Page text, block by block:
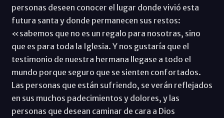
personas deseen conocer el lugar donde vivió esta
futura santa y donde permanecen sus restos:
«sabemos que no es un regalo para nosotras, sino
que es para toda la Iglesia. Y nos gustaría que el
testimonio de nuestra hermana llegase a todo el
mundo porque seguro que se sienten confortados.
Las personas que están sufriendo, se verán reflejados
en sus muchos padecimientos y dolores, y las
personas que desean caminar de cara a Dios